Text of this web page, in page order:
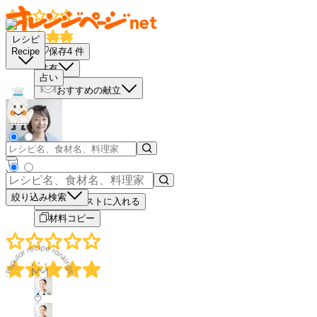
レシピ
Recipe
占い
絞り込み検索
保存4 件
共有
おすすめの献立
－
＋
買い物リストに入れる
材料コピー